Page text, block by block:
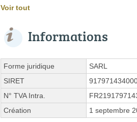
Voir tout
Informations
Forme juridique
SARL
SIRET
N° TVA Intra.
Création
1 septembre